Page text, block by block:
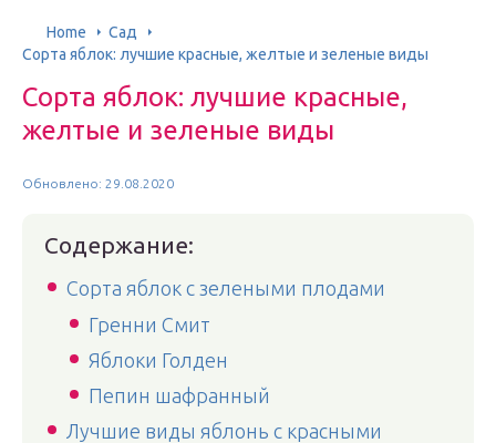
Home
Сад
Сорта яблок: лучшие красные, желтые и зеленые виды
Сорта яблок: лучшие красные,
желтые и зеленые виды
Обновлено: 29.08.2020
Содержание:
Сорта яблок с зелеными плодами
Гренни Смит
Яблоки Голден
Пепин шафранный
Лучшие виды яблонь с красными